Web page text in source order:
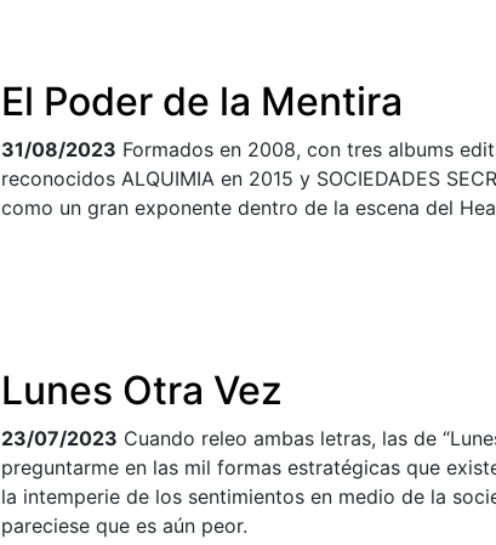
El Poder de la Mentira
31/08/2023 Formados en 2008, con tres albums
reconocidos ALQUIMIA en 2015 y SOCIEDADES
como un gran exponente dentro de la escena del
Lunes Otra Vez
23/07/2023 Cuando releo ambas letras, las de
preguntarme en las mil formas estratégicas que
la intemperie de los sentimientos en medio de la
pareciese que es aún peor.